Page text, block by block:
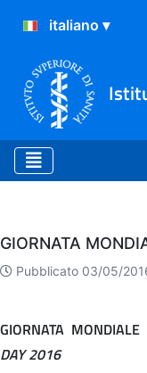
Eventi
GIORNATA
Pubblicato 03/05/
GIORNATA MONDIALE
DAY 2016